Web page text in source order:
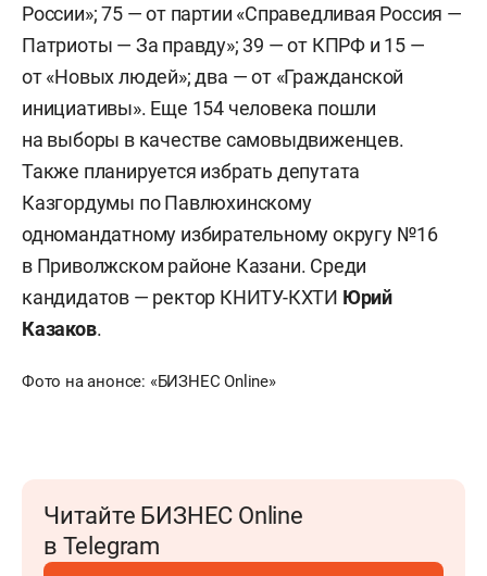
России»; 75 — от партии «Справедливая Россия —
Патриоты — За правду»; 39 — от КПРФ и 15 —
от «Новых людей»; два — от «Гражданской
инициативы». Еще 154 человека пошли
на выборы в качестве самовыдвиженцев.
Также планируется избрать депутата
Казгордумы по Павлюхинскому
одномандатному избирательному округу №16
в Приволжском районе Казани. Среди
кандидатов — ректор КНИТУ-КХТИ Юрий
Казаков.
Фото на анонсе: «БИЗНЕС Online»
Читайте БИЗНЕС Online
в Telegram